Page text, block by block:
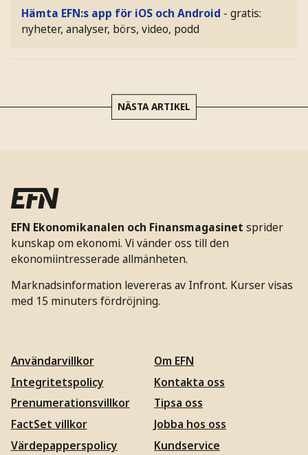
Hämta EFN:s app för iOS och Android - gratis:
nyheter, analyser, börs, video, podd
NÄSTA ARTIKEL
EFN Ekonomikanalen och Finansmagasinet sprider
kunskap om ekonomi. Vi vänder oss till den
ekonomiintresserade allmänheten.
Marknadsinformation levereras av Infront. Kurser visas
med 15 minuters fördröjning.
Användarvillkor
Integritetspolicy
Prenumerationsvillkor
FactSet villkor
Värdepapperspolicy
Om EFN
Kontakta oss
Tipsa oss
Jobba hos oss
Kundservice